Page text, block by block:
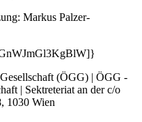
Markus Palzer-
(ÖGG) | ÖGG -
| Sektreteriat an der c/o
1030 Wien